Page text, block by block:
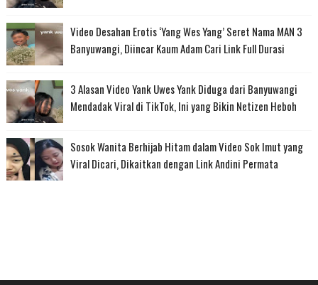
Video Desahan Erotis ‘Yang Wes Yang’ Seret Nama MAN 3
Banyuwangi, Diincar Kaum Adam Cari Link Full Durasi
3 Alasan Video Yank Uwes Yank Diduga dari Banyuwangi
Mendadak Viral di TikTok, Ini yang Bikin Netizen Heboh
Sosok Wanita Berhijab Hitam dalam Video Sok Imut yang
Viral Dicari, Dikaitkan dengan Link Andini Permata